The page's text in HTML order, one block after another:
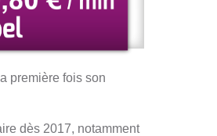
première fois son
dès 2017, notamment